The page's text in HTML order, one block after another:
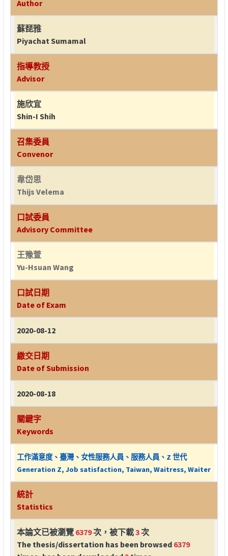
Author
蘇琵雅
Piyachat Sumamal
指導教授
Advisor
施欣宜
Shin-I Shih
召集委員
Convenor
韋岱思
Thijs Velema
口試委員
Advisory Committee
王豫萱
Yu-Hsuan Wang
口試日期
Date of Exam
2020-08-12
繳交日期
Date of Submission
2020-08-18
關鍵字
Keywords
工作滿意度、臺灣、女性服務人員、服務人員、Z 世代
Generation Z, Job satisfaction, Taiwan, Waitress, Waiter
統計
Statistics
本論文已被瀏覽 6379次，被下載3次
The thesis/dissertation has been browsed 6379